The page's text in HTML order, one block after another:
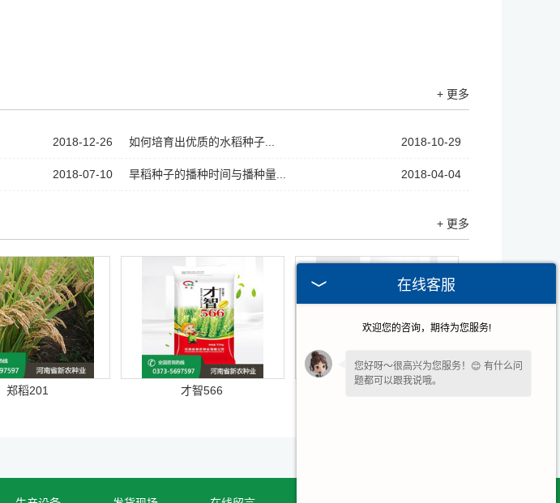
+ 更多
2018-12-26 2018-10-29
如何培育出优质的水稻种子...
2018-07-10 2018-04-04
旱稻种子的播种时间与播种量...
+ 更多
郑稻201 才智566
在线客服
欢迎您的咨询，期待为您服务!
您好呀～很高兴为您服务！😊 有什么问
题都可以跟我说哦。